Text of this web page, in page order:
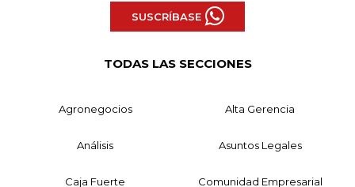
SUSCRÍBASE
TODAS LAS SECCIONES
Agronegocios Alta Gerencia
Análisis Asuntos Legales
Caja Fuerte Comunidad Empresarial